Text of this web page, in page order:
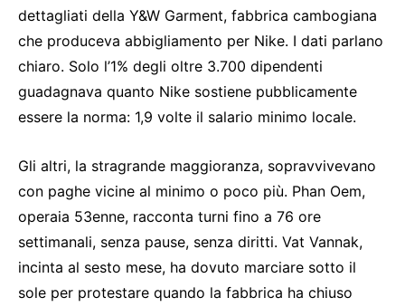
dettagliati della Y&W Garment, fabbrica cambogiana
che produceva abbigliamento per Nike. I dati parlano
chiaro. Solo l’1% degli oltre 3.700 dipendenti
guadagnava quanto Nike sostiene pubblicamente
essere la norma: 1,9 volte il salario minimo locale.
Gli altri, la stragrande maggioranza, sopravvivevano
con paghe vicine al minimo o poco più. Phan Oem,
operaia 53enne, racconta turni fino a 76 ore
settimanali, senza pause, senza diritti. Vat Vannak,
incinta al sesto mese, ha dovuto marciare sotto il
sole per protestare quando la fabbrica ha chiuso